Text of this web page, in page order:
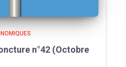
n°42 (Octobre